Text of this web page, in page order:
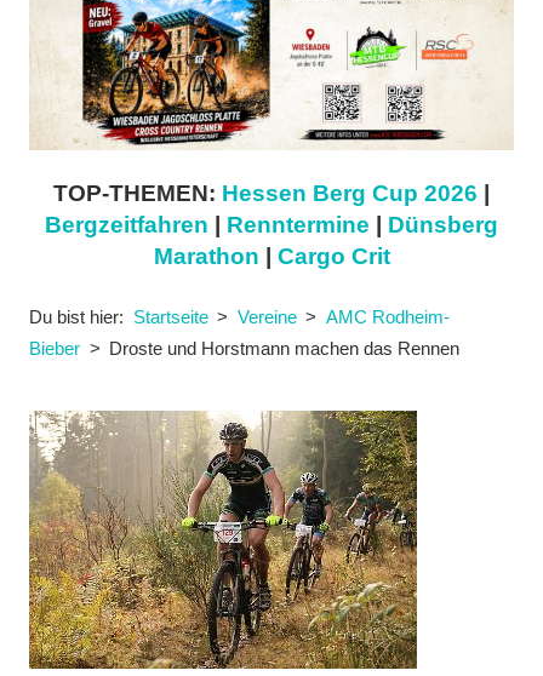
TOP-THEMEN: Hessen Berg Cup 2026
Bergzeitfahren
Renntermine
Dünsberg
Marathon
Cargo Crit
Du bist hier: Startseite Vereine
AMC Rodheim-
Bieber
Droste und Horstmann machen das Rennen